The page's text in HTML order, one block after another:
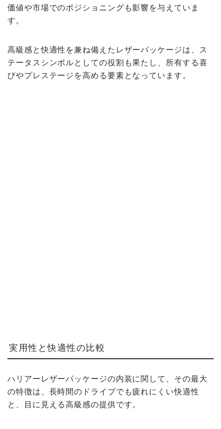
価値や市場でのポジショニングも影響を与えていま
す。
高級感と快適性を兼ね備えたレザーパッケージは、ス
テータスシンボルとしての役割も果たし、所有する喜
びやプレステージを高める要素となっています。
実用性と快適性の比較
ハリアーレザーパッケージの内装に関して、その最大
の特徴は、長時間のドライブでも疲れにくい快適性
と、目に見える高級感の提供です。